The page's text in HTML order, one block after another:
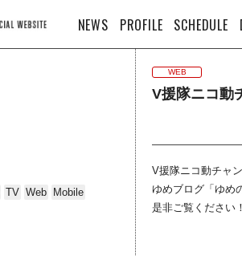
NEWS PROFILE SCHEDULE
TV Web Mobile
WEB
V援隊ニコ動
V援隊ニコ動チャ
ゆめブログ「ゆめ
是非ご覧ください！